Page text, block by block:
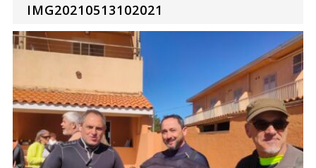
IMG20210513102021